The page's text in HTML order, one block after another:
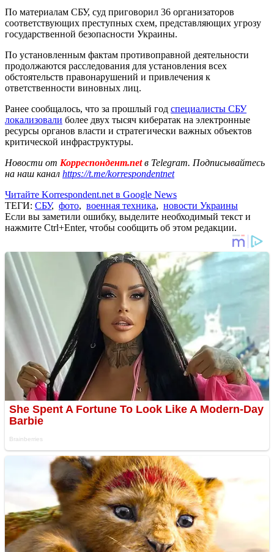
По материалам СБУ, суд приговорил 36 организаторов
соответствующих преступных схем, представляющих угрозу
государственной безопасности Украины.
По установленным фактам противоправной деятельности
продолжаются расследования для установления всех
обстоятельств правонарушений и привлечения к
ответственности виновных лиц.
Ранее сообщалось, что за прошлый год специалисты СБУ
локализовали более двух тысяч кибератак на электронные
ресурсы органов власти и стратегически важных объектов
критической инфраструктуры.
Новости от Корреспондент.netв Telegram. Подписывайтесь
на наш канал https://t.me/korrespondentnet
Читайте Korrespondent.net в Google News
ТЕГИ: СБУ, фото, военная техника, новости Украины
Если вы заметили ошибку, выделите необходимый текст и
нажмите Ctrl+Enter, чтобы сообщить об этом редакции.